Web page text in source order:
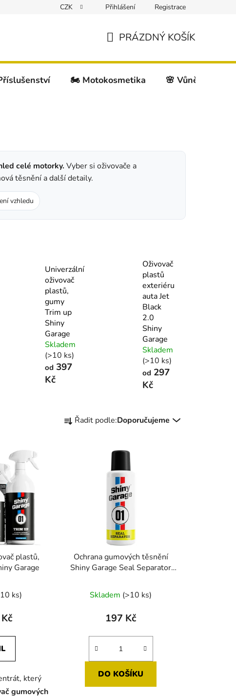
CZK Přihlášení Registrace
PRÁZDNÝ KOŠÍK
🏍️ Motokosmetika 🌸 Vůně do auta
celé motorky. Vyber si oživovače a
těsnění a další detaily.
vzhledu
Univerzální
oživovač
plastů,
gumy
Trim up
Shiny
Garage
Skladem
(>10 ks)
od 397
Kč
Oživovač
plastů
exteriéru
auta Jet
Black
2.0
Shiny
Garage
Skladem
(>10 ks)
od297
Kč
a Řadit podle:Doporučujeme
plastů,
Garage
ks)
který
gumových
Ochrana gumových těsnění
Shiny Garage Seal Separator
Skladem (>10 ks)
197 Kč
DO KOŠÍKU